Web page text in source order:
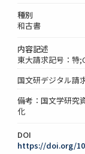
種別
和古書
内容記述
東大請求記号：特
国文研デジタル請
備考：国文学研究
化
DOI
https://doi.org/